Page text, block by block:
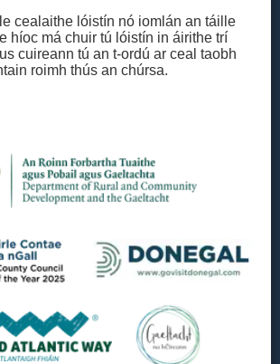
cealaithe lóistín nó iomlán an táille
híoc má chuir tú lóistín in áirithe trí
cuireann tú an t‑ordú ar ceal taobh
roimh thús an chúrsa.